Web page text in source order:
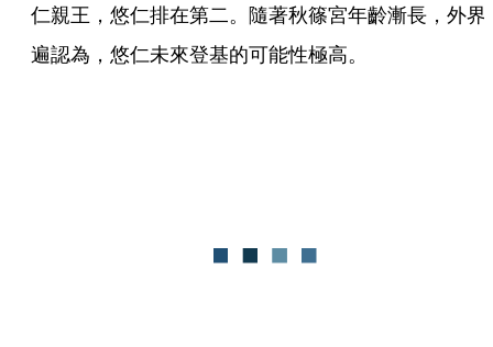
仁親王，悠仁排在第二。隨著秋篠宮年齡漸長，外界
遍認為，悠仁未來登基的可能性極高。